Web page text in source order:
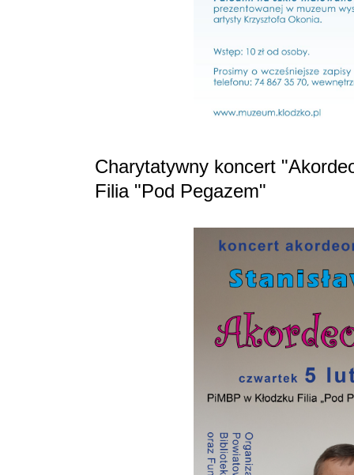
Charytatywny koncert
Filia "Pod Pegazem"